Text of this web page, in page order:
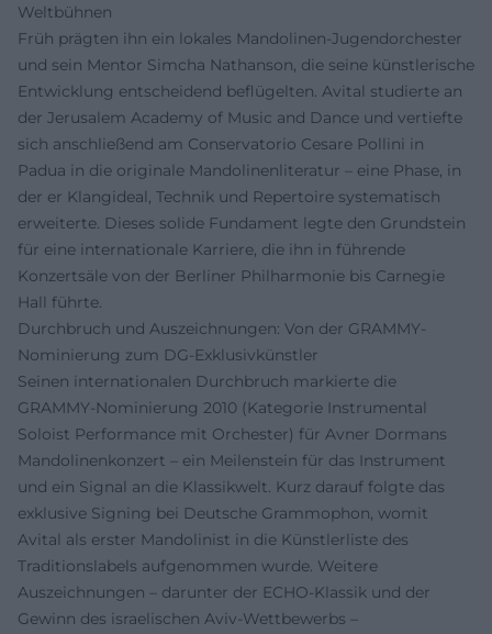
Weltbühnen
Früh prägten ihn ein lokales Mandolinen-Jugendorchester
und sein Mentor Simcha Nathanson, die seine künstlerische
Entwicklung entscheidend beflügelten. Avital studierte an
der Jerusalem Academy of Music and Dance und vertiefte
sich anschließend am Conservatorio Cesare Pollini in
Padua in die originale Mandolinenliteratur – eine Phase, in
der er Klangideal, Technik und Repertoire systematisch
erweiterte. Dieses solide Fundament legte den Grundstein
für eine internationale Karriere, die ihn in führende
Konzertsäle von der Berliner Philharmonie bis Carnegie
Hall führte.
Durchbruch und Auszeichnungen: Von der GRAMMY-
Nominierung zum DG-Exklusivkünstler
Seinen internationalen Durchbruch markierte die
GRAMMY-Nominierung 2010 (Kategorie Instrumental
Soloist Performance mit Orchester) für Avner Dormans
Mandolinenkonzert – ein Meilenstein für das Instrument
und ein Signal an die Klassikwelt. Kurz darauf folgte das
exklusive Signing bei Deutsche Grammophon, womit
Avital als erster Mandolinist in die Künstlerliste des
Traditionslabels aufgenommen wurde. Weitere
Auszeichnungen – darunter der ECHO-Klassik und der
Gewinn des israelischen Aviv-Wettbewerbs –